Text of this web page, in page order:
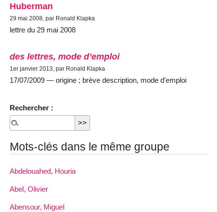
Huberman
29 mai 2008, par Ronald Klapka
lettre du 29 mai 2008
des lettres, mode d’emploi
1er janvier 2013, par Ronald Klapka
17/07/2009 — origine ; brève description, mode d’emploi
Rechercher :
Mots-clés dans le même groupe
Abdelouahed, Houria
Abel, Olivier
Abensour, Miguel